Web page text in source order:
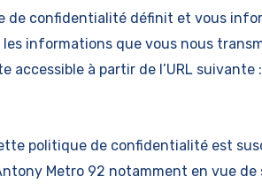
de confidentialité définit et vous
informations que vous nous
accessible à partir de l’URL suivante :
politique de confidentialité est
Metro 92 notamment en vue